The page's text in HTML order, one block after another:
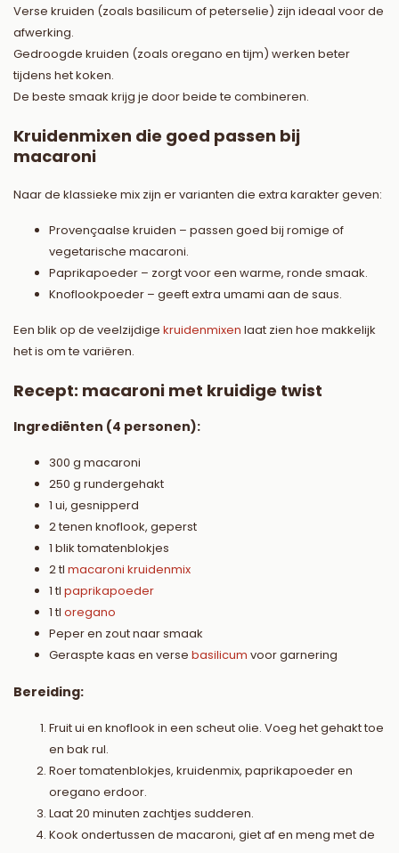
Verse kruiden (zoals basilicum of peterselie) zijn ideaal voor de
afwerking.
Gedroogde kruiden (zoals oregano en tijm) werken beter
tijdens het koken.
De beste smaak krijg je door beide te combineren.
Kruidenmixen die goed passen bij
macaroni
Naar de klassieke mix zijn er varianten die extra karakter geven:
Provençaalse kruiden – passen goed bij romige of
vegetarische macaroni.
Paprikapoeder – zorgt voor een warme, ronde smaak.
Knoflookpoeder – geeft extra umami aan de saus.
Een blik op de veelzijdige kruidenmixen laat zien hoe makkelijk
het is om te variëren.
Recept: macaroni met kruidige twist
Ingrediënten (4 personen):
300 g macaroni
250 g rundergehakt
1 ui, gesnipperd
2 tenen knoflook, geperst
1 blik tomatenblokjes
2 tl macaroni kruidenmix
1 tl paprikapoeder
1 tl oregano
Peper en zout naar smaak
Geraspte kaas en verse basilicum voor garnering
Bereiding:
Fruit ui en knoflook in een scheut olie. Voeg het gehakt toe
en bak rul.
Roer tomatenblokjes, kruidenmix, paprikapoeder en
oregano erdoor.
Laat 20 minuten zachtjes sudderen.
Kook ondertussen de macaroni, giet af en meng met de